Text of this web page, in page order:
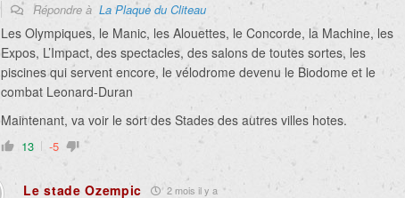
Répondre à La Plaque du Cliteau
Les Olympiques, le Manic, les Alouettes, le Concorde, la Machine, les
Expos, L’Impact, des spectacles, des salons de toutes sortes, les
piscines qui servent encore, le vélodrome devenu le Biodome et le
combat Leonard-Duran
Maintenant, va voir le sort des Stades des autres villes hotes.
13 -5
Le stade Ozempic 2 mois il y a